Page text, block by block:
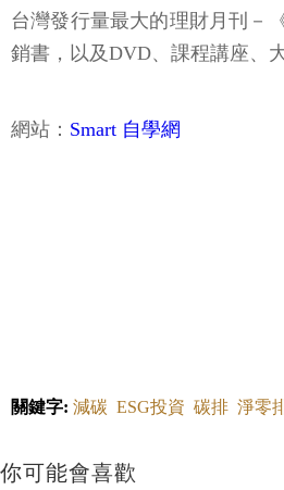
台灣發行量最大的理財月刊－
銷書，以及DVD、課程講座、
網站： Smart 自學網
關鍵字: 減碳 ESG投資 碳排 淨零
你可能會喜歡